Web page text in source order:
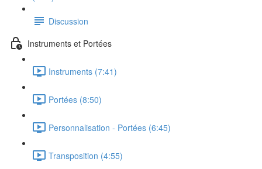
Discussion
Instruments et Portées
Instruments (7:41)
Portées (8:50)
Personnalisation - Portées (6:45)
Transposition (4:55)